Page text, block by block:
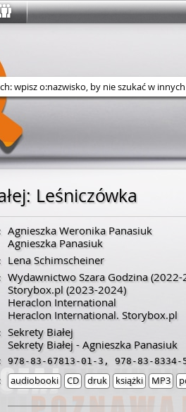
w serwisie
: Leśniczówka
Agnieszka Weronika Panasiuk
Agnieszka Panasiuk
Lena Schimscheiner
Wydawnictwo Szara Godzina(2022-
Storybox.pl (2023-2024)
Heraclon International
Heraclon International. Storybox.pl
Sekrety Białej
Sekrety Białej - Agnieszka Panasiuk
978-83-67813-01-3 , 978-83-8334-
audiobooki CD druk książki MP3